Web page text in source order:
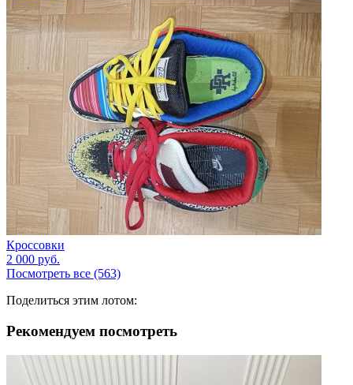
Кроссовки
2 000 руб.
Посмотреть все (563)
Поделиться этим лотом:
Рекомендуем посмотреть